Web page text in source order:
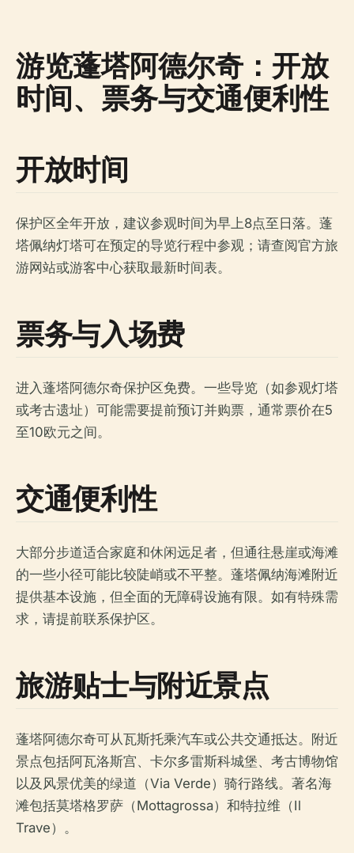
游览蓬塔阿德尔奇：开放
时间、票务与交通便利性
开放时间
保护区全年开放，建议参观时间为早上8点至日落。蓬
塔佩纳灯塔可在预定的导览行程中参观；请查阅官方旅
游网站或游客中心获取最新时间表。
票务与入场费
进入蓬塔阿德尔奇保护区免费。一些导览（如参观灯塔
或考古遗址）可能需要提前预订并购票，通常票价在5
至10欧元之间。
交通便利性
大部分步道适合家庭和休闲远足者，但通往悬崖或海滩
的一些小径可能比较陡峭或不平整。蓬塔佩纳海滩附近
提供基本设施，但全面的无障碍设施有限。如有特殊需
求，请提前联系保护区。
旅游贴士与附近景点
蓬塔阿德尔奇可从瓦斯托乘汽车或公共交通抵达。附近
景点包括阿瓦洛斯宫、卡尔多雷斯科城堡、考古博物馆
以及风景优美的绿道（Via Verde）骑行路线。著名海
滩包括莫塔格罗萨（Mottagrossa）和特拉维（Il
Trave）。